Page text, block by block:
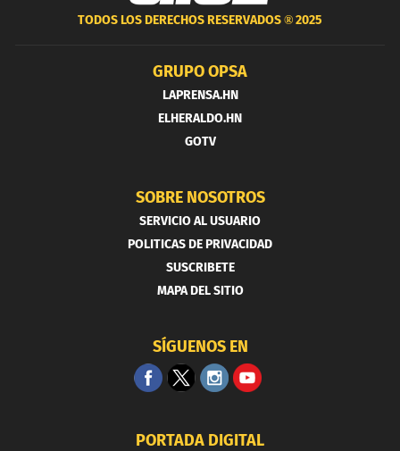
TODOS LOS DERECHOS RESERVADOS ®2025
GRUPO OPSA
LAPRENSA.HN
ELHERALDO.HN
GOTV
SOBRE NOSOTROS
SERVICIO AL USUARIO
POLITICAS DE PRIVACIDAD
SUSCRIBETE
MAPA DEL SITIO
SÍGUENOS EN
PORTADA DIGITAL